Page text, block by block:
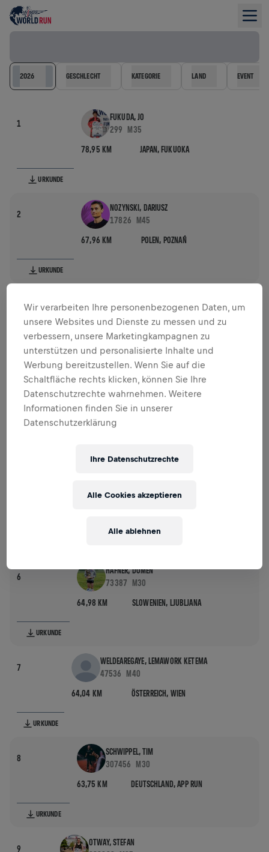
2026 GESCHLECHT KATEGORIE LAND EVENT
1
FUKUDA, JO
299
M35
78,95 KM JAPAN, FUKUOKA
URKUNDE
2
NOZYNSKI, DARIUSZ
17826
M45
67,96 KM POLEN, POZNAŃ
URKUNDE
45219 M35
67,32 KM ÖSTERREICH,
URKUNDE
VANSTEENKISTE, ARTHUR
66,7 KM
147583 M35
6
HAFNER, DOMEN
73387
M30
64,98 KM SLOWENIEN, LJUBLJANA
URKUNDE
7
WELDEAREGAYE, LEMAWORK KETEMA
47536
M40
64,04 KM ÖSTERREICH, WIEN
URKUNDE
8
SCHWIPPEL, TIM
307456
M30
63,75 KM DEUTSCHLAND,APP RUN
URKUNDE
9
OTWAY, STEFAN
Wir verarbeiten Ihre personenbezogenen Daten, um
unsere Websites und Dienste zu messen und zu
verbessern, unsere Marketingkampagnen zu
unterstützen und personalisierte Inhalte und
Werbung bereitzustellen. Wenn Sie auf die
Schaltfläche rechts klicken, können Sie Ihre
Datenschutzrechte wahrnehmen. Weitere
Informationen finden Sie in unserer
Datenschutzerklärung
Ihre Datenschutzrechte
Alle ablehnen
Alle Cookies akzeptieren